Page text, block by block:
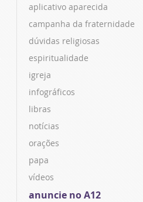
aplicativo aparecida
campanha da fraternidade
dúvidas religiosas
espiritualidade
igreja
infográficos
libras
notícias
orações
papa
vídeos
anuncie no A12